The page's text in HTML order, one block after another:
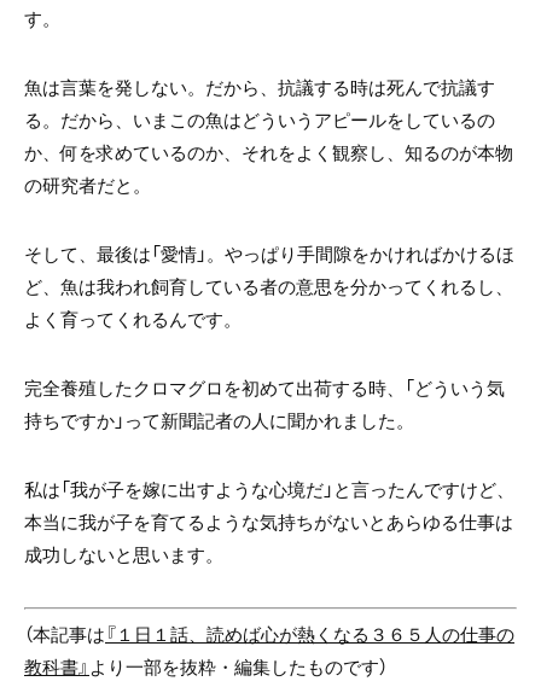
す。
魚は言葉を発しない。だから、抗議する時は死んで抗議す
る。だから、いまこの魚はどういうアピールをしているの
か、何を求めているのか、それをよく観察し、知るのが本物
の研究者だと。
そして、最後は「愛情」。やっぱり手間隙をかければかけるほ
ど、魚は我われ飼育している者の意思を分かってくれるし、
よく育ってくれるんです。
完全養殖したクロマグロを初めて出荷する時、「どういう気
持ちですか」って新聞記者の人に聞かれました。
私は「我が子を嫁に出すような心境だ」と言ったんですけど、
本当に我が子を育てるような気持ちがないとあらゆる仕事は
成功しないと思います。
（本記事は『１日１話、読めば心が熱くなる３６５人の仕事の
教科書』 より一部を抜粋・編集したものです）